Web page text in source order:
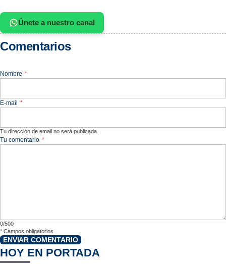
Únete a nuestro canal
Comentarios
Nombre *
E-mail *
Tu dirección de email no será publicada.
Tu comentario *
0/500
* Campos obligatorios
ENVIAR COMENTARIO
HOY EN PORTADA